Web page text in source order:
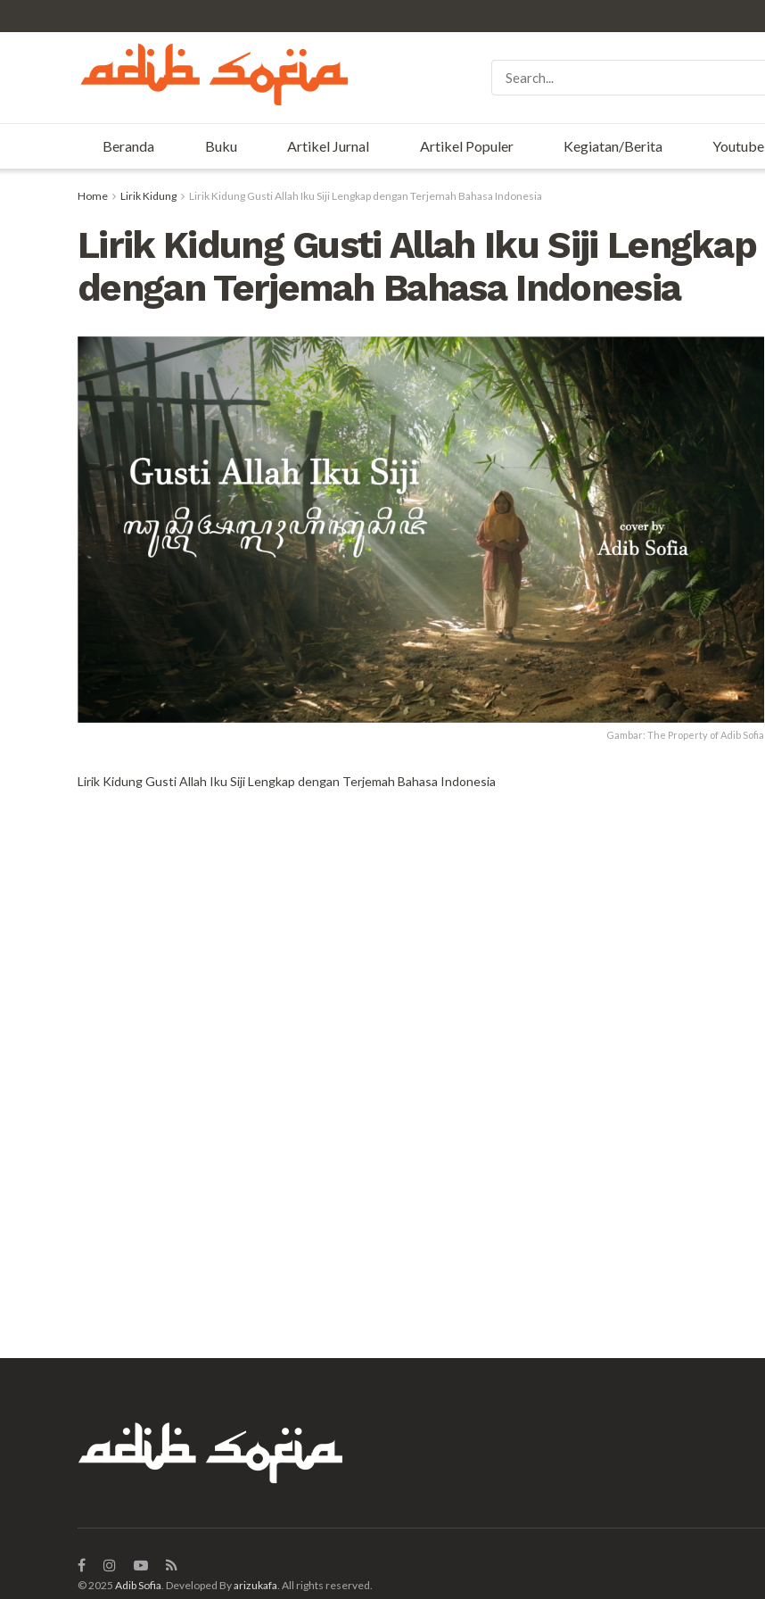
Beranda Buku Artikel Jurnal Artikel Populer Kegiatan/Berita Youtube
Home Lirik Kidung Lirik Kidung Gusti Allah Iku Siji Lengkap dengan Terjemah Bahasa Indonesia
Lirik Kidung Gusti Allah Iku Siji Lengkap
dengan Terjemah Bahasa Indonesia
Gambar: The Property of Adib Sofia
Lirik Kidung Gusti Allah Iku Siji Lengkap dengan Terjemah Bahasa Indonesia
© 2025 Adib Sofia . Developed Byarizukafa . All rights reserved.